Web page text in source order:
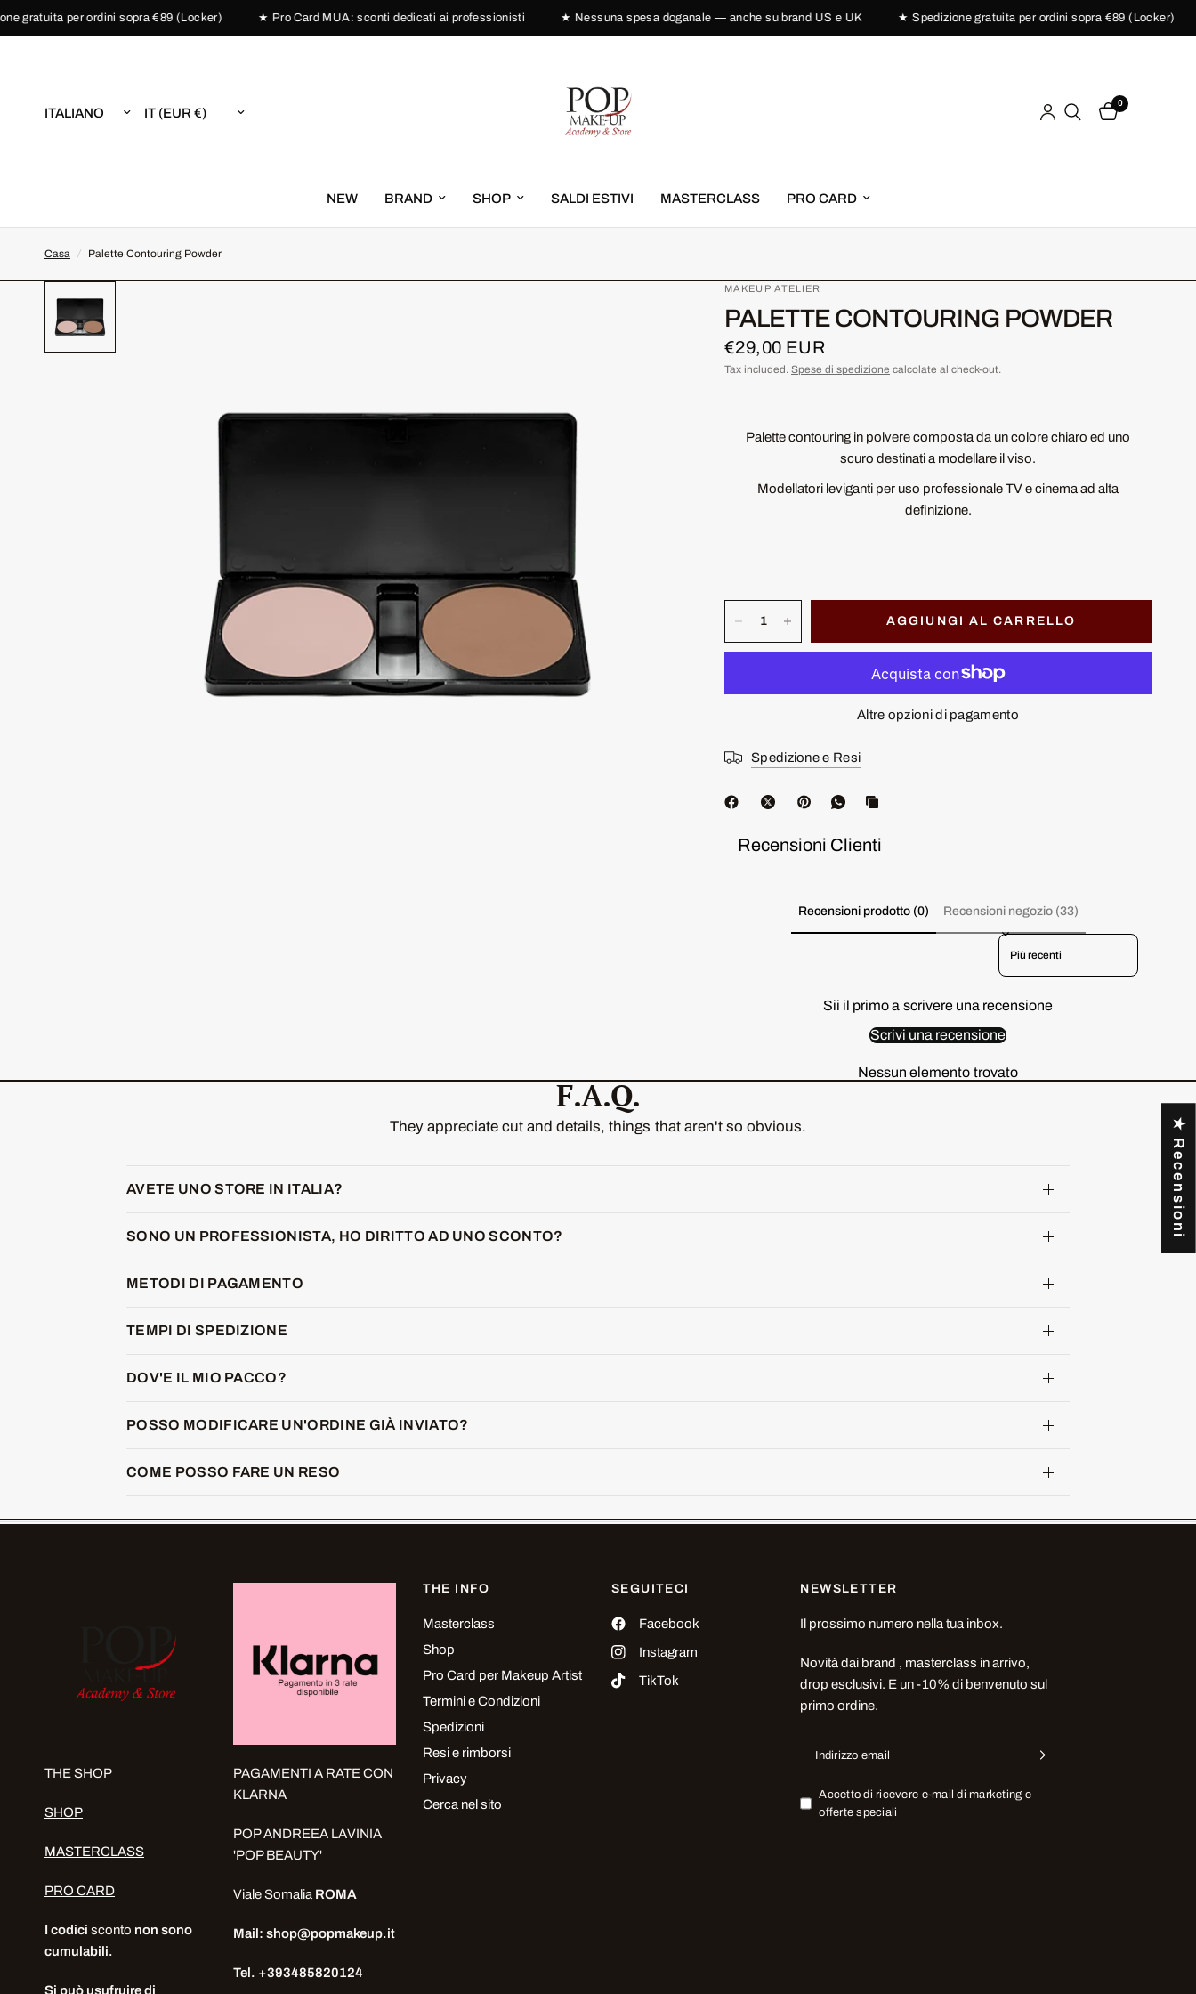
gratuita per ordini sopra €89 (Locker) ★ Pro Card MUA: sconti dedicati ai professionisti ★ Nessuna spesa doganale — anche su brand US e UK ★ Spedizione gratuita per ordini sopra €89 (Locker)
Aggiorna
paese/area
Aggiorna
paese/area
0
NEW BRAND SHOP SALDI ESTIVI MASTERCLASS PRO CARD
Casa / Palette Contouring Powder
MAKEUP ATELIER
PALETTE CONTOURING POWDER
€29,00 EUR
Tax included. Spese di spedizione calcolate al check-out.
Palette contouring in polvere composta da un colore chiaro ed uno
scuro destinati a modellare il viso.
Modellatori leviganti per uso professionale TV e cinema ad alta
definizione.
AGGIUNGI AL CARRELLO
Altre opzioni di pagamento
Spedizione e Resi
Recensioni Clienti
Recensioni prodotto (0) Recensioni negozio (33)
Sort reviews by
Sii il primo a scrivere una recensione
Scrivi una recensione
Nessun elemento trovato
F.A.Q.
They appreciate cut and details, things that aren't so obvious.
AVETE UNO STORE IN ITALIA?
SONO UN PROFESSIONISTA, HO DIRITTO AD UNO SCONTO?
METODI DI PAGAMENTO
TEMPI DI SPEDIZIONE
DOV'E IL MIO PACCO?
POSSO MODIFICARE UN'ORDINE GIÀ INVIATO?
COME POSSO FARE UN RESO
THE SHOP
SHOP
MASTERCLASS
PRO CARD
I codicisconto non sono
cumulabili.
Si può usufruire di
PAGAMENTI A RATE CON
KLARNA
POP ANDREEA LAVINIA
'POP BEAUTY'
Viale Somalia ROMA
Mail: shop@popmakeup.it
Tel. +393485820124
THE INFO
Masterclass
Shop
Pro Card per Makeup Artist
Termini e Condizioni
Spedizioni
Resi e rimborsi
Privacy
Cerca nel sito
SEGUITECI
Facebook
Instagram
TikTok
NEWSLETTER
Il prossimo numero nella tua inbox.
Novità dai brand , masterclass in arrivo,
drop esclusivi. E un -10% di benvenuto sul
primo ordine.
Indirizzo email
Accetto di ricevere e-mail di marketing e
offerte speciali
★ Recensioni